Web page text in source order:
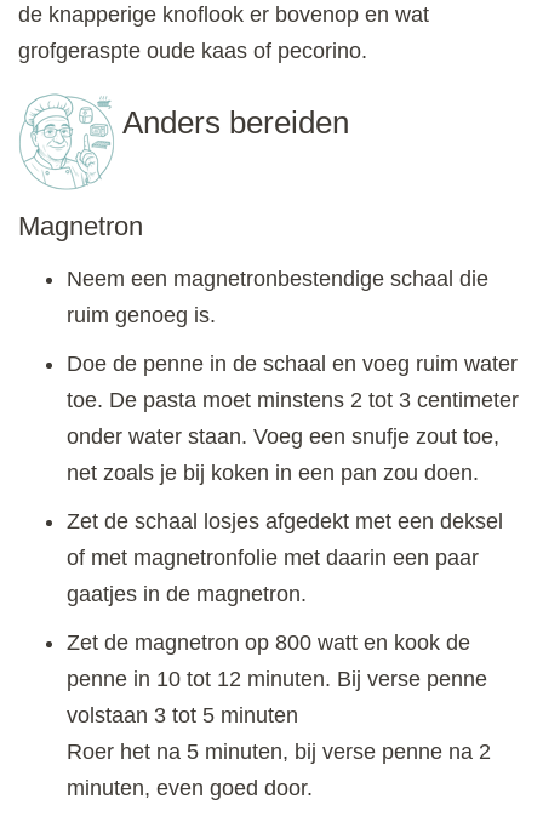
de knapperige knoflook er bovenop en wat
grofgeraspte oude kaas of pecorino.
Anders bereiden
Magnetron
Neem een magnetronbestendige schaal die
ruim genoeg is.
Doe de penne in de schaal en voeg ruim water
toe. De pasta moet minstens 2 tot 3 centimeter
onder water staan. Voeg een snufje zout toe,
net zoals je bij koken in een pan zou doen.
Zet de schaal losjes afgedekt met een deksel
of met magnetronfolie met daarin een paar
gaatjes in de magnetron.
Zet de magnetron op 800 watt en kook de
penne in 10 tot 12 minuten. Bij verse penne
volstaan 3 tot 5 minuten
Roer het na 5 minuten, bij verse penne na 2
minuten, even goed door.